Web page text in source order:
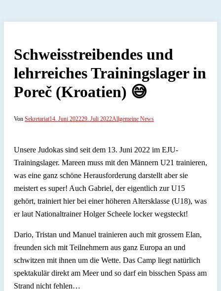
Schweisstreibendes und
lehrreiches Trainingslager in
Poreč (Kroatien) 😅
Von Sekretariat14. Juni 202229. Juli 2022Allgemeine News
Unsere Judokas sind seit dem 13. Juni 2022 im EJU-
Trainingslager. Mareen muss mit den Männern U21 trainieren,
was eine ganz schöne Herausforderung darstellt aber sie
meistert es super! Auch Gabriel, der eigentlich zur U15
gehört, trainiert hier bei einer höheren Altersklasse (U18), was
er laut Nationaltrainer Holger Scheele locker wegsteckt!
Dario, Tristan und Manuel trainieren auch mit grossem Elan,
freunden sich mit Teilnehmern aus ganz Europa an und
schwitzen mit ihnen um die Wette. Das Camp liegt natürlich
spektakulär direkt am Meer und so darf ein bisschen Spass am
Strand nicht fehlen…